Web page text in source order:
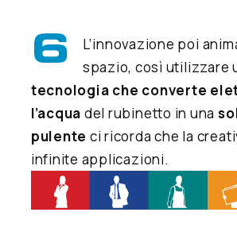
L’innovazione poi
spazio, così utilizzare
tecnologia che converte
l’acqua del rubinetto in una
pulente ci ricorda che la
infinite applicazioni.